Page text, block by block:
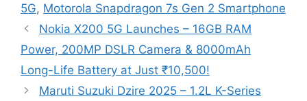
5G, Motorola Snapdragon 7s Gen 2 Smartphone
Nokia X200 5G Launches – 16GB RAM
Power, 200MP DSLR Camera & 8000mAh
Long-Life Battery at Just ₹10,500!
Maruti Suzuki Dzire 2025 – 1.2L K-Series